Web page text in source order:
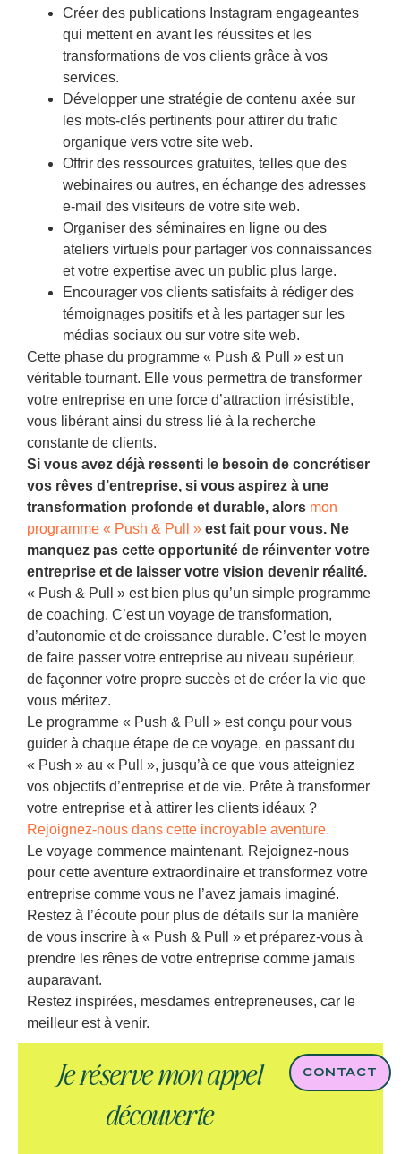
Créer des publications Instagram engageantes
qui mettent en avant les réussites et les
transformations de vos clients grâce à vos
services.
Développer une stratégie de contenu axée sur
les mots-clés pertinents pour attirer du trafic
organique vers votre site web.
Offrir des ressources gratuites, telles que des
webinaires ou autres, en échange des adresses
e-mail des visiteurs de votre site web.
Organiser des séminaires en ligne ou des
ateliers virtuels pour partager vos connaissances
et votre expertise avec un public plus large.
Encourager vos clients satisfaits à rédiger des
témoignages positifs et à les partager sur les
médias sociaux ou sur votre site web.
Cette phase du programme « Push & Pull » est un
véritable tournant. Elle vous permettra de transformer
votre entreprise en une force d’attraction irrésistible,
vous libérant ainsi du stress lié à la recherche
constante de clients.
Si vous avez déjà ressenti le besoin de concrétiser
vos rêves d’entreprise, si vous aspirez à une
transformation profonde et durable, alors mon
programme « Push & Pull » est fait pour vous. Ne
manquez pas cette opportunité de réinventer votre
entreprise et de laisser votre vision devenir réalité.
« Push & Pull » est bien plus qu’un simple programme
de coaching. C’est un voyage de transformation,
d’autonomie et de croissance durable. C’est le moyen
de faire passer votre entreprise au niveau supérieur,
de façonner votre propre succès et de créer la vie que
vous méritez.
Le programme « Push & Pull » est conçu pour vous
guider à chaque étape de ce voyage, en passant du
« Push » au « Pull », jusqu’à ce que vous atteigniez
vos objectifs d’entreprise et de vie. Prête à transformer
votre entreprise et à attirer les clients idéaux ?
Rejoignez-nous dans cette incroyable aventure.
Le voyage commence maintenant. Rejoignez-nous
pour cette aventure extraordinaire et transformez votre
entreprise comme vous ne l’avez jamais imaginé.
Restez à l’écoute pour plus de détails sur la manière
de vous inscrire à « Push & Pull » et préparez-vous à
prendre les rênes de votre entreprise comme jamais
auparavant.
Restez inspirées, mesdames entrepreneuses, car le
meilleur est à venir.
Je réserve mon appel
découverte
CONTACT